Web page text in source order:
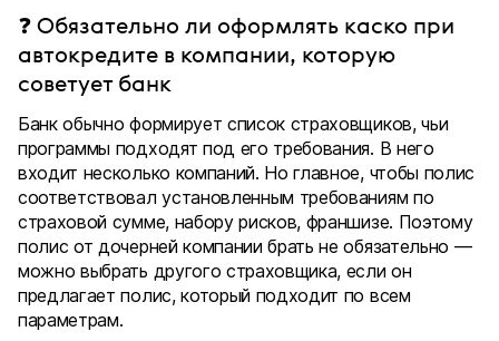
❓ Обязательно ли оформлять каско при
автокредите в компании, которую
советует банк
Банк обычно формирует список страховщиков, чьи
программы подходят под его требования. В него
входит несколько компаний. Но главное, чтобы полис
соответствовал установленным требованиям по
страховой сумме, набору рисков, франшизе. Поэтому
полис от дочерней компании брать не обязательно —
можно выбрать другого страховщика, если он
предлагает полис, который подходит по всем
параметрам.